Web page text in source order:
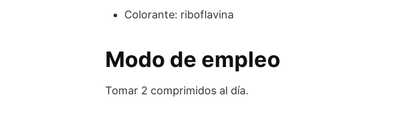
Colorante: riboflavina
Modo de empleo
Tomar 2 comprimidos al día.